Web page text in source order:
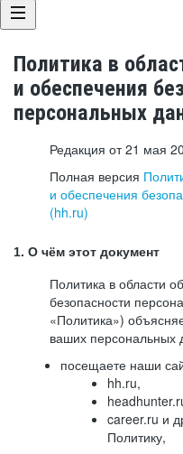
Политика в
и обеспечения
персональных
Редакция от 21 мая
Полная версия
и обеспечения
(hh.ru)
1. О чём этот документ
Политика в области
безопасности
«Политика»)
ваших персональных
посещаете наши
hh.ru,
career.ru и
Политику,